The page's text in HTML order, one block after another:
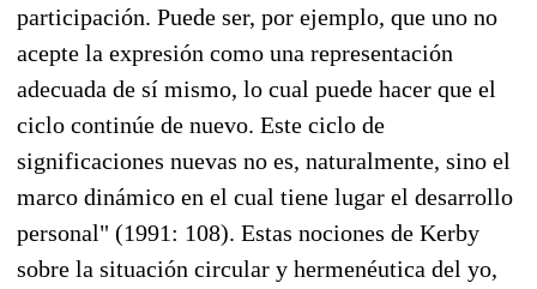
participación. Puede ser, por ejemplo, que uno no
acepte la expresión como una representación
adecuada de sí mismo, lo cual puede hacer que el
ciclo continúe de nuevo. Este ciclo de
significaciones nuevas no es, naturalmente, sino el
marco dinámico en el cual tiene lugar el desarrollo
personal" (1991: 108). Estas nociones de Kerby
sobre la situación circular y hermenéutica del yo,